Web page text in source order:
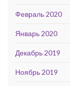
Февраль 2020
Январь 2020
Декабрь 2019
Ноябрь 2019